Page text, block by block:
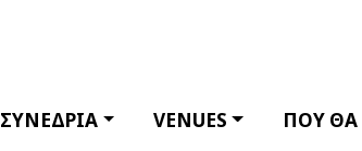
ΣΥΝΕΔΡΙΑ VENUES ΠΟΥ ΘΑ